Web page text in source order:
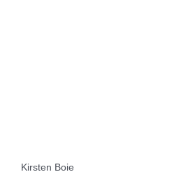
Kirsten Boie